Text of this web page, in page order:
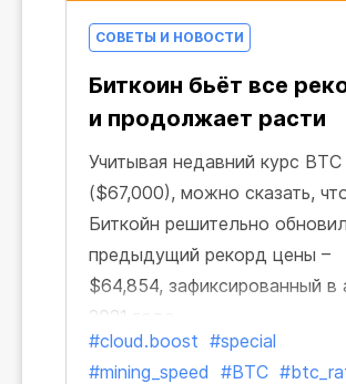
СОВЕТЫ И НОВОСТИ
Биткоин бьёт все
и продолжает расти
Учитывая недавний курс BTC
($67,000), можно сказать,
Биткойн решительно
предыдущий рекорд цены –
$64,854, зафиксированный в
2021 года.
#cloud.boost #special
#mining_speed #BTC